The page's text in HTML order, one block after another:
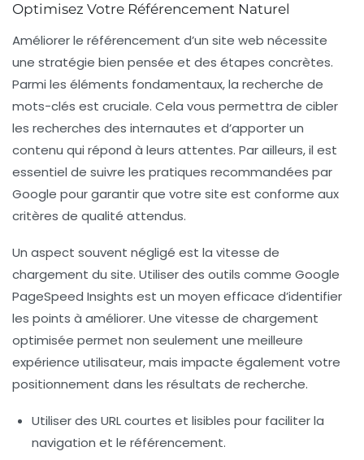
Optimisez Votre Référencement Naturel
Améliorer le référencement d’un site web nécessite
une stratégie bien pensée et des étapes concrètes.
Parmi les éléments fondamentaux, la recherche de
mots-clés est cruciale. Cela vous permettra de cibler
les recherches des internautes et d’apporter un
contenu qui répond à leurs attentes. Par ailleurs, il est
essentiel de suivre les pratiques recommandées par
Google pour garantir que votre site est conforme aux
critères de qualité attendus.
Un aspect souvent négligé est la vitesse de
chargement du site. Utiliser des outils comme Google
PageSpeed Insights est un moyen efficace d’identifier
les points à améliorer. Une vitesse de chargement
optimisée permet non seulement une meilleure
expérience utilisateur, mais impacte également votre
positionnement dans les résultats de recherche.
Utiliser des URL courtes et lisibles pour faciliter la
navigation et le référencement.